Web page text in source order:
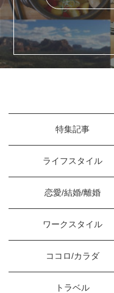
特集記事
ライフスタイル
恋愛/結婚/離婚
ワークスタイル
ココロ/カラダ
トラベル